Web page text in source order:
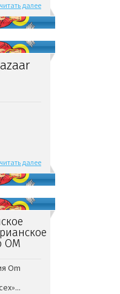
читать далее
читать далее
ОМ
Om